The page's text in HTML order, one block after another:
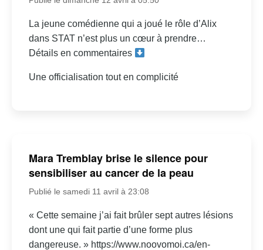
La jeune comédienne qui a joué le rôle d’Alix
dans STAT n’est plus un cœur à prendre…
Détails en commentaires
Une officialisation tout en complicité
Mara Tremblay brise le silence pour
sensibiliser au cancer de la peau
Publié le samedi 11 avril à 23:08
« Cette semaine j’ai fait brûler sept autres lésions
dont une qui fait partie d’une forme plus
dangereuse. » https://www.noovomoi.ca/en-